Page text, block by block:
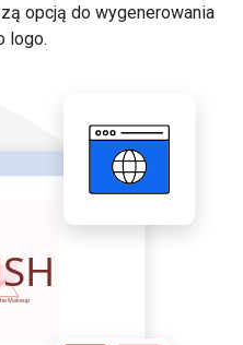
opcją do wygenerowania
logo.